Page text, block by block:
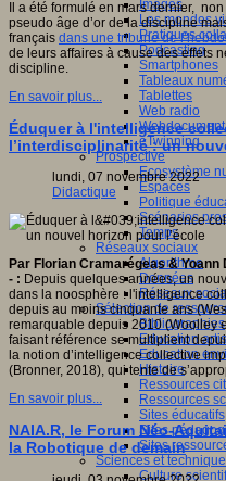
Images
Les mondes
Pratiques
Podcasting
Smartphones
Tableaux
Tablettes
Web radio
eTwinning
Prospective
Ecosystème
Espaces
Politique
Scénarios
Temps
Réseaux sociaux
Algorithme
Données
Réseaux
Sélection de
Bibliographies
Education
Education
Histoire
Ressources
Ressources
Sites éducatifs
Sites
Sites
Sciences et
Culture
Il a été formulé en mars dernier,
pseudo âge d’or de la discipline
français dans une tribune de
de leurs affaires à cause des effets
discipline.
En savoir plus...
Éduquer à l'intelligence
l’interdisciplinarité : un
lundi, 07 novembre 2022
Didactique
Par Florian Cramarégeas &
- : Depuis quelques années, un
dans la noosphère : l'intelligence
depuis au moins cinquante ans
remarquable depuis 2010 (Woolley
faisant référence se multiplient
la notion d’intelligence collective
(Bronner, 2018), qui tente de
En savoir plus...
NAIA.R, le Forum Néo-
la Robotique de demain